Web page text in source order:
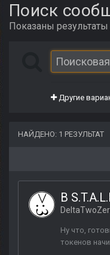
Поиск
Показаны результаты
Другие
НАЙДЕНО: 1 РЕЗУЛЬТАТ
В
Ну что,
токенов